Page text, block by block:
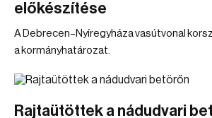
előkészítése
A Debrecen–Nyíregyháza vasútvonal
a kormányhatározat.
Rajtaütöttek a nádudvari